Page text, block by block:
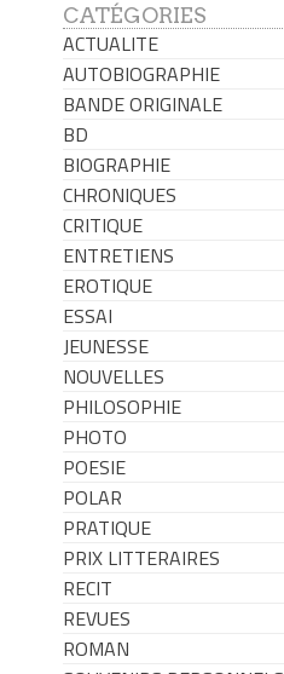
CATÉGORIES
ACTUALITE
AUTOBIOGRAPHIE
BANDE ORIGINALE
BD
BIOGRAPHIE
CHRONIQUES
CRITIQUE
ENTRETIENS
EROTIQUE
ESSAI
JEUNESSE
NOUVELLES
PHILOSOPHIE
PHOTO
POESIE
POLAR
PRATIQUE
PRIX LITTERAIRES
RECIT
REVUES
ROMAN